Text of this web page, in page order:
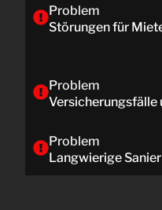
Problem
Störungen für
Problem
Problem
Langwierige